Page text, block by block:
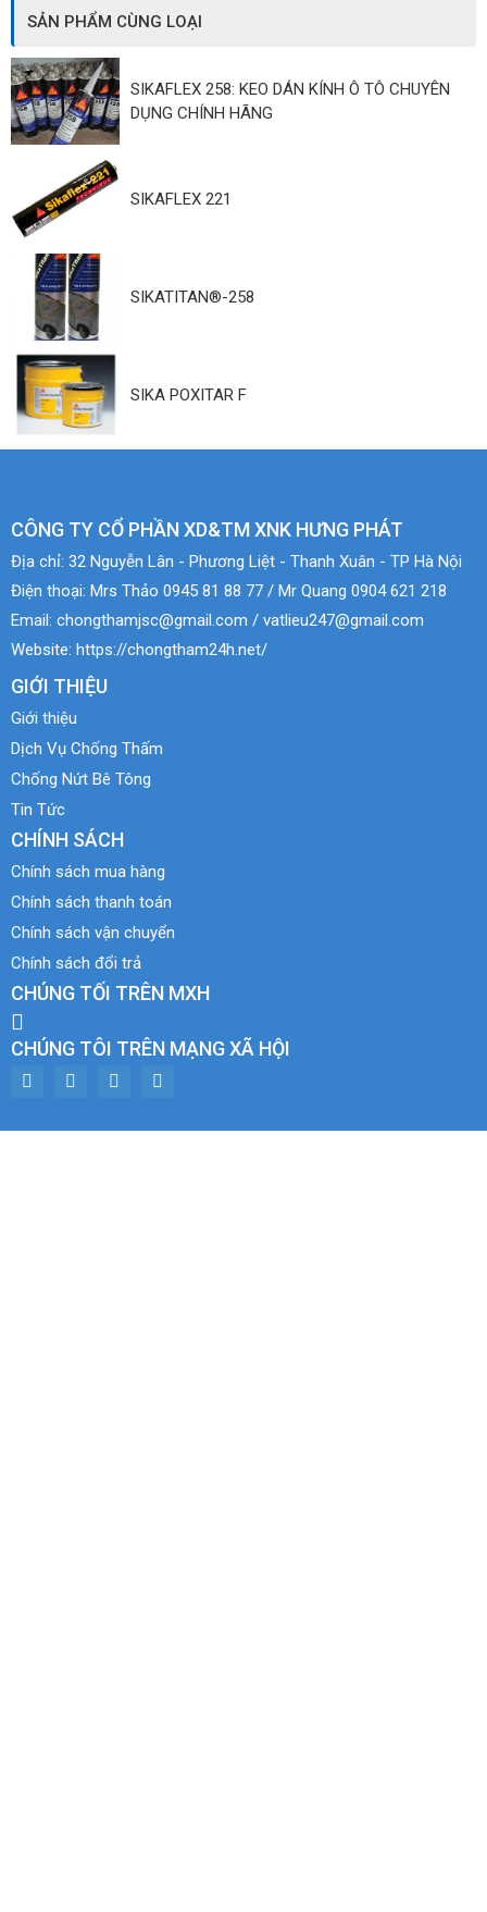
SẢN PHẨM CÙNG LOẠI
SIKAFLEX 258: KEO DÁN KÍNH Ô TÔ CHUYÊN
DỤNG CHÍNH HÃNG
SIKAFLEX 221
SIKATITAN®-258
SIKA POXITAR F
CÔNG TY CỔ PHẦN XD&TM XNK HƯNG PHÁT
Địa chỉ: 32 Nguyễn Lân - Phương Liệt - Thanh Xuân - TP Hà Nội
Điện thoại: Mrs Thảo 0945 81 88 77 / Mr Quang 0904 621 218
Email: chongthamjsc@gmail.com / vatlieu247@gmail.com
Website: https://chongtham24h.net/
GIỚI THIỆU
Giới thiệu
Dịch Vụ Chống Thấm
Chống Nứt Bê Tông
Tin Tức
CHÍNH SÁCH
Chính sách mua hàng
Chính sách thanh toán
Chính sách vận chuyển
Chính sách đổi trả
CHÚNG TỐI TRÊN MXH
CHÚNG TÔI TRÊN MẠNG XÃ HỘI